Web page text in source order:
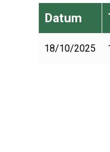
Datum
18/10/2025